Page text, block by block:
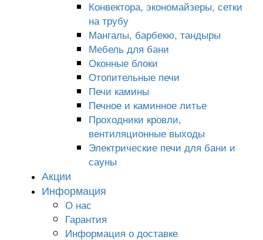
Конвектора, экономайзеры, сетки
на трубу
Мангалы, барбекю, тандыры
Мебель для бани
Оконные блоки
Отопительные печи
Печи камины
Печное и каминное литье
Проходники кровли,
вeнтиляционные выходы
Электрические печи для бани и
сауны
Акции
Информация
О нас
Гарантия
Информация о доставке